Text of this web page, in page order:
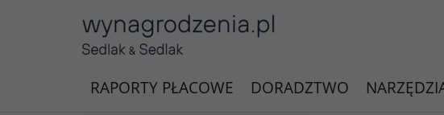
RAPORTY PŁACOWE DORADZTWO